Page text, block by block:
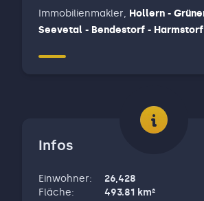
Immobilienmakler, Hollern - Grünendeich - Jork,
Seevetal - Bendestorf - Harmstorf
Infos
Einwohner:
26,428
Fläche: 493.81 km²